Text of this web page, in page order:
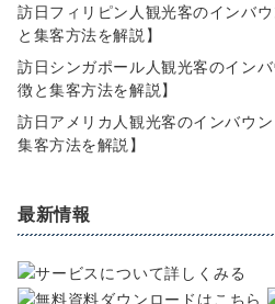
訪日フィリピン人観光客のインバ
と集客方法を解説】
訪日シンガポール人観光客のイン
徴と集客方法を解説】
訪日アメリカ人観光客のインバウ
集客方法を解説】
最新情報